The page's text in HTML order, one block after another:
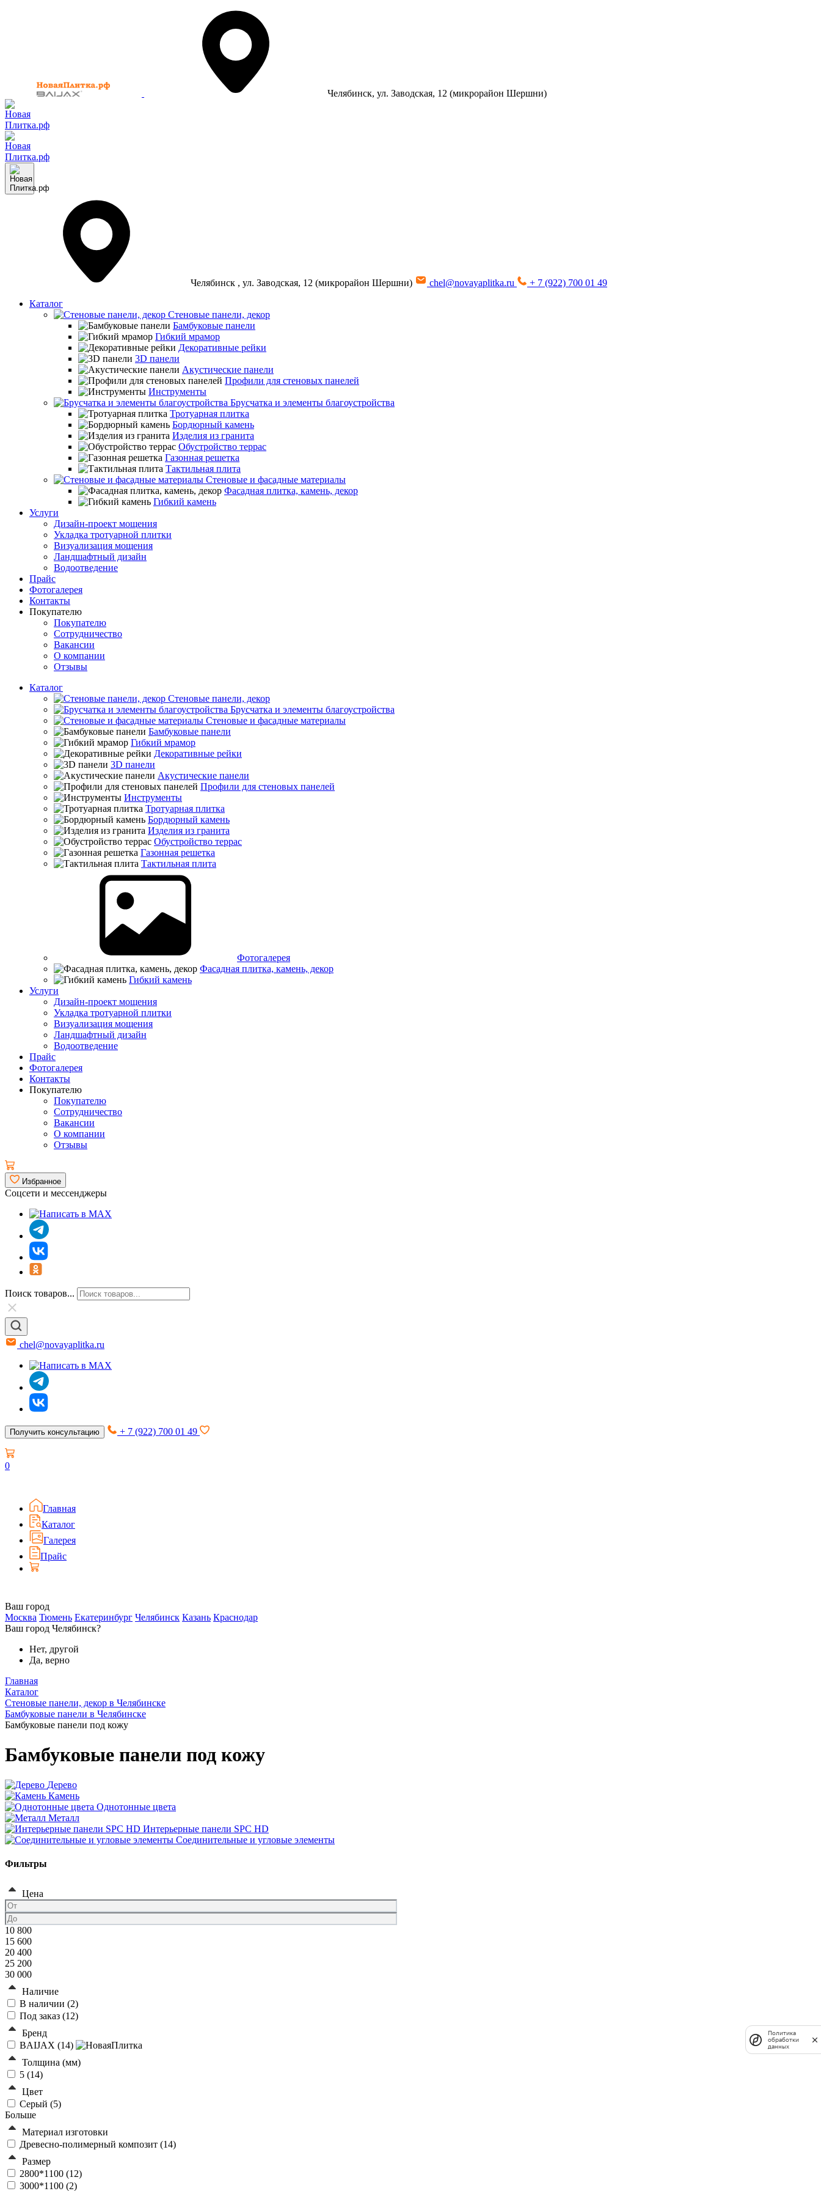
Челябинск, ул. Заводская, 12 (микрорайон Шершни)
Челябинск , ул. Заводская, 12 (микрорайон Шершни) chel@novayaplitka.ru
+ 7 (922) 700 01 49
Каталог
Стеновые панели, декор
Бамбуковые панели
Гибкий мрамор
Декоративные рейки
3D панели
Акустические панели
Профили для стеновых панелей
Инструменты
Брусчатка и элементы благоустройства
Тротуарная плитка
Бордюрный камень
Изделия из гранита
Обустройство террас
Газонная решетка
Тактильная плита
Стеновые и фасадные материалы
Фасадная плитка, камень, декор
Гибкий камень
Услуги
Дизайн-проект мощения
Укладка тротуарной плитки
Визуализация мощения
Ландшафтный дизайн
Водоотведение
Прайс
Фотогалерея
Контакты
Покупателю
Покупателю
Сотрудничество
Вакансии
О компании
Отзывы
Каталог
Стеновые панели, декор
Брусчатка и элементы благоустройства
Стеновые и фасадные материалы
Бамбуковые панели
Гибкий мрамор
Декоративные рейки
3D панели
Акустические панели
Профили для стеновых панелей
Инструменты
Тротуарная плитка
Бордюрный камень
Изделия из гранита
Обустройство террас
Газонная решетка
Тактильная плита
Фотогалерея
Фасадная плитка, камень, декор
Гибкий камень
Услуги
Дизайн-проект мощения
Укладка тротуарной плитки
Визуализация мощения
Ландшафтный дизайн
Водоотведение
Прайс
Фотогалерея
Контакты
Покупателю
Покупателю
Сотрудничество
Вакансии
О компании
Отзывы
Избранное
Соцсети и мессенджеры
Поиск товаров...
chel@novayaplitka.ru
Получить консультацию + 7 (922) 700 01 49
0
Главная
Каталог
Галерея
Прайс
Ваш город
Москва Тюмень Екатеринбург Челябинск Казань Краснодар
Ваш город Челябинск?
Нет, другой
Да, верно
Главная
Каталог
Стеновые панели, декор в Челябинске
Бамбуковые панели в Челябинске
Бамбуковые панели под кожу
Бамбуковые панели под кожу
Дерево
Камень
Однотонные цвета
Металл
Интерьерные панели SPC HD
Соединительные и угловые элементы
Фильтры
Цена
10 800
15 600
20 400
25 200
30 000
Наличие
В наличии (2)
Под заказ (12)
Бренд
BAIJAX (14)
Толщина (мм)
5 (14)
Цвет
Серый (5)
Больше
Материал изготовки
Древесно-полимерный композит (14)
Размер
2800*1100 (12)
3000*1100 (2)
Политика
обработки
данных